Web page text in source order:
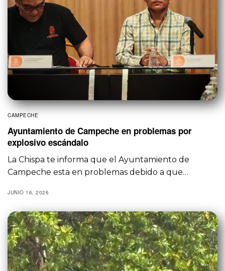
CAMPECHE
Ayuntamiento de Campeche en problemas por
explosivo escándalo
La Chispa te informa que el Ayuntamiento de
Campeche esta en problemas debido a que…
JUNIO 16, 2026